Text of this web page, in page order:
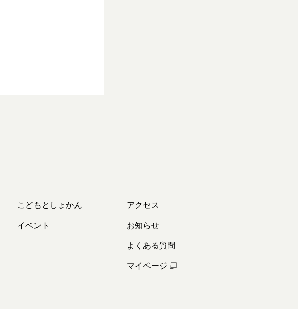
こどもとしょかん
イベント
アクセス
お知らせ
よくある質問
マイページ